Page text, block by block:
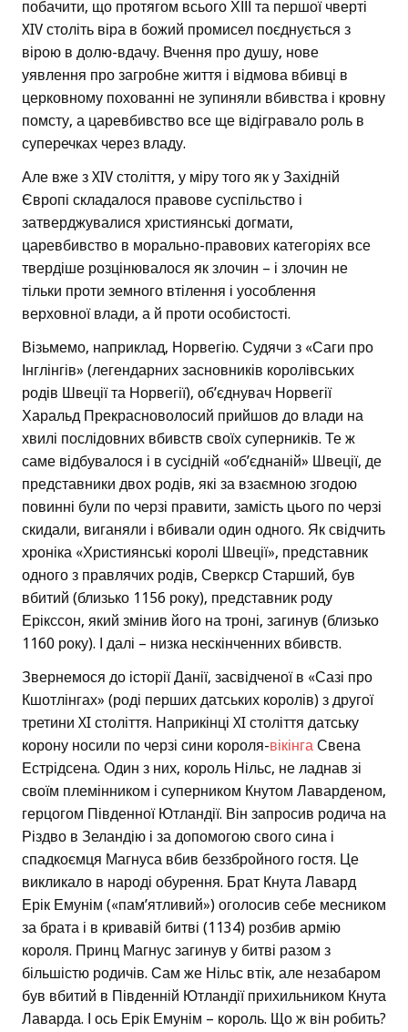
побачити, що протягом всього ХІІІ та першої чверті
XIV століть віра в божий промисел поєднується з
вірою в долю-вдачу. Вчення про душу, нове
уявлення про загробне життя і відмова вбивці в
церковному похованні не зупиняли вбивства і кровну
помсту, а царевбивство все ще відігравало роль в
суперечках через владу.
Але вже з XIV століття, у міру того як у Західній
Європі складалося правове суспільство і
затверджувалися християнські догмати,
царевбивство в морально-правових категоріях все
твердіше розцінювалося як злочин – і злочин не
тільки проти земного втілення і уособлення
верховної влади, а й проти особистості.
Візьмемо, наприклад, Норвегію. Судячи з «Саги про
Інглінгів» (легендарних засновників королівських
родів Швеції та Норвегії), об’єднувач Норвегії
Харальд Прекрасноволосий прийшов до влади на
хвилі послідовних вбивств своїх суперників. Те ж
саме відбувалося і в сусідній «об’єднаній» Швеції, де
представники двох родів, які за взаємною згодою
повинні були по черзі правити, замість цього по черзі
скидали, виганяли і вбивали один одного. Як свідчить
хроніка «Християнські королі Швеції», представник
одного з правлячих родів, Сверкср Старший, був
вбитий (близько 1156 року), представник роду
Ерікссон, який змінив його на троні, загинув (близько
1160 року). І далі – низка нескінченних вбивств.
Звернемося до історії Данії, засвідченої в «Сазі про
Кшотлінгах» (роді перших датських королів) з другої
третини XI століття. Наприкінці XI століття датську
корону носили по черзі сини короля-вікінга Свена
Естрідсена. Один з них, король Нільс, не ладнав зі
своїм племінником і суперником Кнутом Лаварденом,
герцогом Південної Ютландії. Він запросив родича на
Різдво в Зеландію і за допомогою свого сина і
спадкоємця Магнуса вбив беззбройного гостя. Це
викликало в народі обурення. Брат Кнута Лавард
Ерік Емунім («пам’ятливий») оголосив себе месником
за брата і в кривавій битві (1134) розбив армію
короля. Принц Магнус загинув у битві разом з
більшістю родичів. Сам же Нільс втік, але незабаром
був вбитий в Південній Ютландії прихильником Кнута
Лаварда. І ось Ерік Емунім – король. Що ж він робить?